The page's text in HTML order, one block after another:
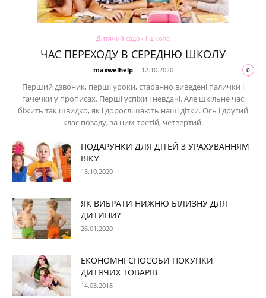
Дитячий садок і школа
ЧАС ПЕРЕХОДУ В СЕРЕДНЮ ШКОЛУ
maxwelhelp - 12.10.2020 0
Перший дзвоник, перші уроки, старанно виведені палички і
гачечки у прописах. Перші успіхи і невдачі. Але шкільне час
біжить так швидко, як і дорослішають наші дітки. Ось і другий
клас позаду, за ним третій, четвертий.
ПОДАРУНКИ ДЛЯ ДІТЕЙ З УРАХУВАННЯМ
ВІКУ
13.10.2020
ЯК ВИБРАТИ НИЖНЮ БІЛИЗНУ ДЛЯ
ДИТИНИ?
26.01.2020
ЕКОНОМНІ СПОСОБИ ПОКУПКИ
ДИТЯЧИХ ТОВАРІВ
14.03.2018